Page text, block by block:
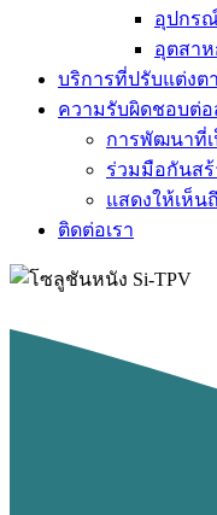
อุปกร
อุตสา
บริการที่ปรับแต่งต
ความรับผิดชอบต่อ
การพัฒนาที่
ร่วมมือกันส
แสดงให้เห็น
ติดต่อเรา